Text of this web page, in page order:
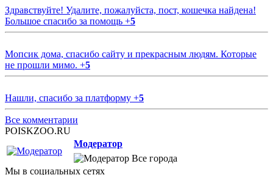
Здравствуйте! Удалите, пожалуйста, пост, кошечка найдена!
Большое спасибо за помощь +5
Мопсик дома, спасибо сайту и прекрасным людям. Которые
не прошли мимо. +5
Нашли, спасибо за платформу +5
Все комментарии
POISKZOO.RU
Модератор
Все города
Мы в социальных сетях